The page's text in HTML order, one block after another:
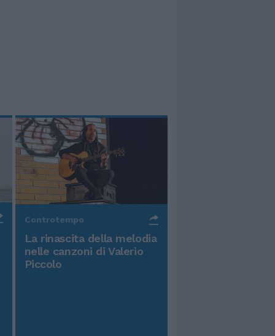
Controtempo
La rinascita della melodia
nelle canzoni di Valerio
Piccolo